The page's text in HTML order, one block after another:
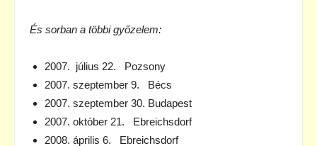
És sorban a többi győzelem:
2007. július 22. Pozsony
2007. szeptember 9. Bécs
2007. szeptember 30. Budapest
2007. október 21. Ebreichsdorf
2008. április 6. Ebreichsdorf